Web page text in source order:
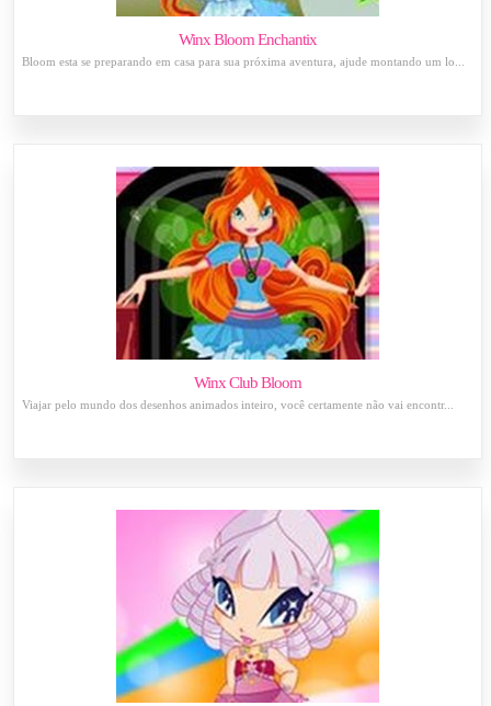
Winx Bloom Enchantix
Bloom esta se preparando em casa para sua próxima aventura, ajude montando um lo...
Winx Club Bloom
Viajar pelo mundo dos desenhos animados inteiro, você certamente não vai encontr...